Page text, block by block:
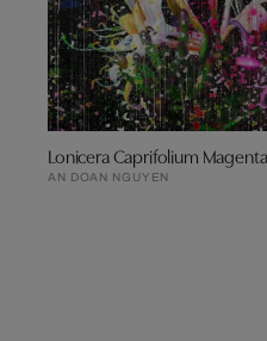
Lonicera Caprifolium
AN DOAN NGUYEN